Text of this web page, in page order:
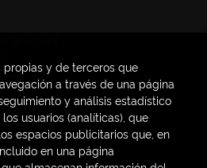
propias y de terceros que
a través de una página
y análisis estadístico
usuarios (analíticas), que
espacios publicitarios que, en
en una página